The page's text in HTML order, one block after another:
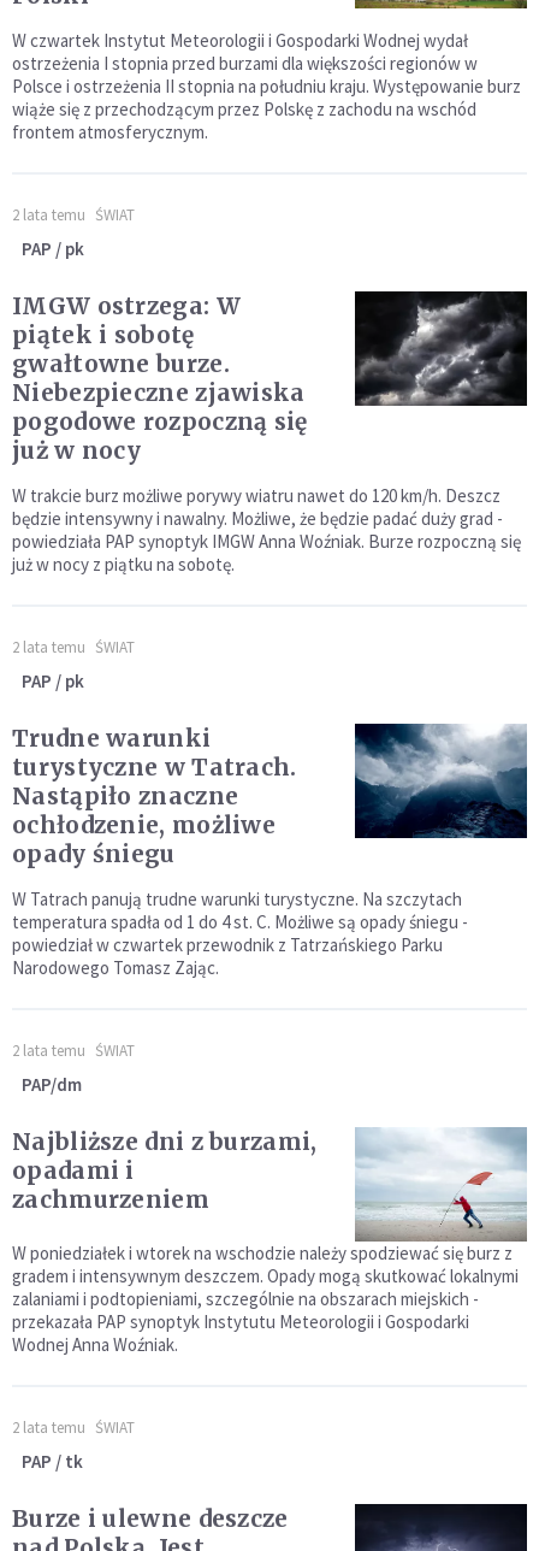
W czwartek Instytut Meteorologii i Gospodarki Wodnej wydał
ostrzeżenia I stopnia przed burzami dla większości regionów w
Polsce i ostrzeżenia II stopnia na południu kraju. Występowanie burz
wiąże się z przechodzącym przez Polskę z zachodu na wschód
frontem atmosferycznym.
2 lata temu ŚWIAT
PAP / pk
IMGW ostrzega: W
piątek i sobotę
gwałtowne burze.
Niebezpieczne zjawiska
pogodowe rozpoczną się
już w nocy
W trakcie burz możliwe porywy wiatru nawet do 120 km/h. Deszcz
będzie intensywny i nawalny. Możliwe, że będzie padać duży grad -
powiedziała PAP synoptyk IMGW Anna Woźniak. Burze rozpoczną się
już w nocy z piątku na sobotę.
2 lata temu ŚWIAT
PAP / pk
Trudne warunki
turystyczne w Tatrach.
Nastąpiło znaczne
ochłodzenie, możliwe
opady śniegu
W Tatrach panują trudne warunki turystyczne. Na szczytach
temperatura spadła od 1 do 4 st. C. Możliwe są opady śniegu -
powiedział w czwartek przewodnik z Tatrzańskiego Parku
Narodowego Tomasz Zając.
2 lata temu ŚWIAT
PAP/dm
Najbliższe dni z burzami,
opadami i
zachmurzeniem
W poniedziałek i wtorek na wschodzie należy spodziewać się burz z
gradem i intensywnym deszczem. Opady mogą skutkować lokalnymi
zalaniami i podtopieniami, szczególnie na obszarach miejskich -
przekazała PAP synoptyk Instytutu Meteorologii i Gospodarki
Wodnej Anna Woźniak.
2 lata temu ŚWIAT
PAP / tk
Burze i ulewne deszcze